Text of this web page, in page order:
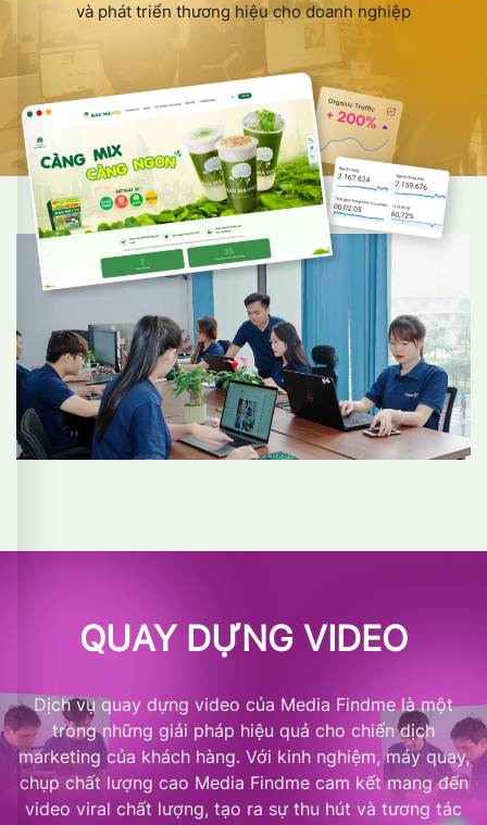
và phát triển thương hiệu cho doanh nghiệp
QUAY DỰNG VIDEO
Dịch vụ quay dựng video của Media Findme là một
trong những giải pháp hiệu quả cho chiến dịch
marketing của khách hàng. Với kinh nghiệm, máy quay,
chụp chất lượng cao Media Findme cam kết mang đến
video viral chất lượng, tạo ra sự thu hút và tương tác